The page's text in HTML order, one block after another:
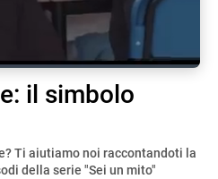
il simbolo
Ti aiutiamo noi raccontandoti la
della serie "Sei un mito"